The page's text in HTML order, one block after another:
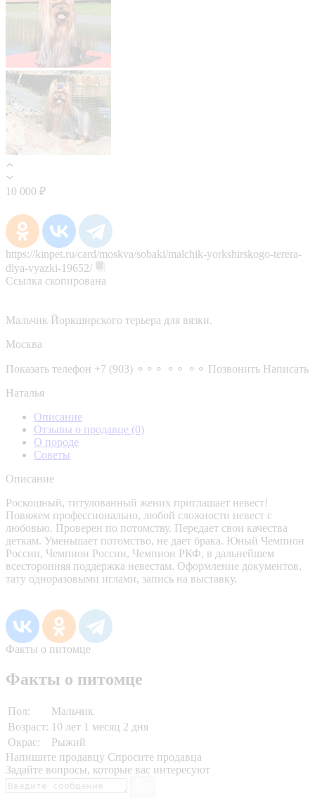
10 000 ₽
https://kinpet.ru/card/moskva/sobaki/malchik-yorkshirskogo-terera-
dlya-vyazki-19652/
Ссылка скопирована
Мальчик Йоркширского терьера для вязки.
Москва
Показать телефон +7 (903) ⚬⚬⚬ ⚬⚬ ⚬⚬ Позвонить Написать
Наталья
Описание
Отзывы о продавце (0)
О породе
Советы
Описание
Роскошный, титулованный жених приглашает невест!
Повяжем профессионально, любой сложности невест с
любовью. Проверен по потомству. Передает свои качества
деткам. Уменьшает потомство, не дает брака. Юный Чемпион
России, Чемпион России, Чемпион РКФ, в дальнейшем
всесторонняя поддержка невестам. Оформление документов,
тату одноразовыми иглами, запись на выставку.
Факты о питомце
Факты о питомце
Пол:
Мальчик
Возраст: 10 лет 1 месяц 2 дня
Окрас:
Рыжий
Напишите продавцу Спросите продавца
Задайте вопросы, которые вас интересуют